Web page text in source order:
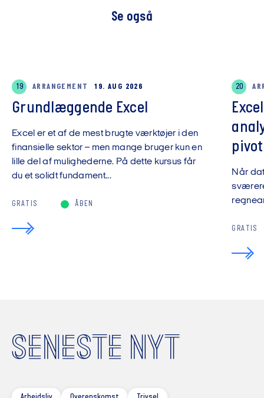
Se også
19 ARRANGEMENT 19. AUG 2026
Grundlæggende Excel
Excel er et af de mest brugte værktøjer i den
finansielle sektor – men mange bruger kun en
lille del af mulighederne. På dette kursus får
du et solidt fundament...
GRATIS ÅBEN
20
Når
GRATIS
SENESTE NYT